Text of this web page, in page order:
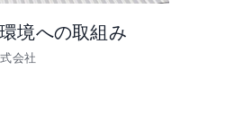
境への取組み
会社